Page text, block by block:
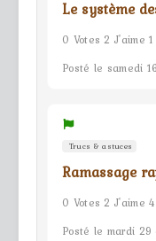
Le système
0 Votes 2 J'aime 1
Posté le samedi
Trucs & astuces
Ramassage
0 Votes 2 J'aime
Posté le mardi 29